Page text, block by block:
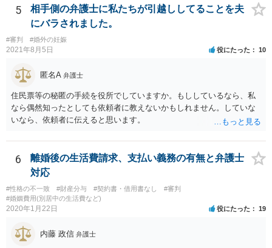
は、あなたに対する嫌がらせだった可能性もあるように思います（そ
ういう男はDV・虐待系の男には珍しくありません。）。 面会交流とは
親の権利ではなく、『子どものため』のものです。 子どもたちの年齢
（自分の気持ちを言える年齢）を考えても、無理に面会交流をする必
要もありません。 相手から面会交流を行うことについての申し出があ
ったときに対応すれば十分だと思います。 仮に相手から、面会交流さ
せなかった（連絡をしてこなかった）と慰謝料請求してきたとして
も、そのような請求は、まず認められません。 ご心配であれば、審判
書を持参して、お近くの弁護士に法律相談してみてください。
5
相手側の弁護士に私たちが引越ししてることを夫
にバラされました。
#審判 #婚外の妊娠
2021年8月5日 役にたった 10
匿名A 弁護士
住民票等の秘匿の手続を役所でしていますか。もししているなら、私
なら偶然知ったとしても依頼者に教えないかもしれません。していな
いなら、依頼者に伝えると思います。
6
離婚後の生活費請求、支払い義務の有無と弁護士
対応
#性格の不一致 #財産分与 #契約書・借用書なし
#審判
#婚姻費用(別居中の生活費など)
2020年1月22日 役にたった 19
内藤 政信 弁護士